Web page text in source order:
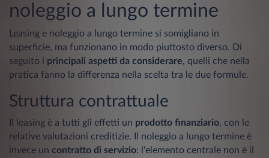
noleggio a lungo termine
Leasing e noleggio a lungo termine si somigliano in
superficie, ma funzionano in modo piuttosto diverso. Di
seguito i principali aspetti da considerare, quelli che nella
pratica fanno la differenza nella scelta tra le due formule.
Struttura contrattuale
Il leasing è a tutti gli effetti un prodotto finanziario, con le
relative valutazioni creditizie. Il noleggio a lungo termine è
invece un contratto di servizio: l'elemento centrale non è il